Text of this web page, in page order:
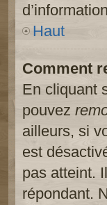
Haut
Comment
En cliquant
pouvez
ailleurs, si
est
pas atteint.
répondant.